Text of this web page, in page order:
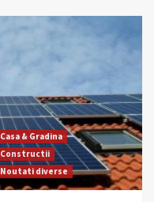
Casa & Gradina
Constructii
Noutati diverse